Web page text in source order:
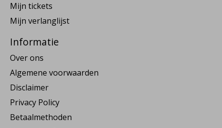
Mijn tickets
Mijn verlanglijst
Informatie
Over ons
Algemene voorwaarden
Disclaimer
Privacy Policy
Betaalmethoden